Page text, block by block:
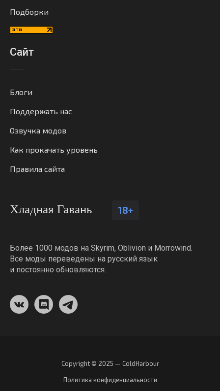
Подборки
Сайт
Блоги
Поддержать нас
Озвучка модов
Как прокачать уровень
Правила сайта
Хладная Гавань 18+
Более 1000 модов на Skyrim, Oblivion и Morrowind.
Все моды переведены на русский язык
и постоянно обновляются.
Copyright © 2025 — ColdHarbour
Политика конфиденциальности